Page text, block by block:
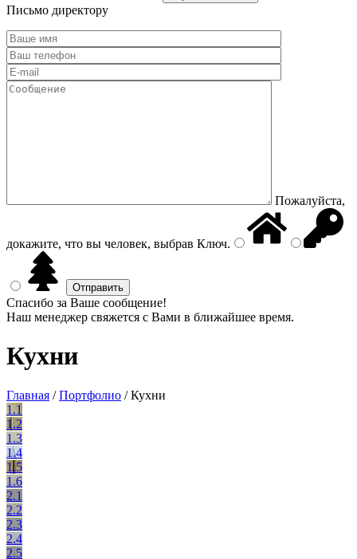
Письмо директору
Пожалуйста,
докажите, что вы человек, выбрав Ключ.
Спасибо за Ваше сообщение!
Наш менеджер свяжется с Вами в ближайшее время.
Кухни
Главная /Портфолио /Кухни
1.1
1.2
1.3
1.4
1.5
1.6
2.1
2.2
2.3
2.4
2.5